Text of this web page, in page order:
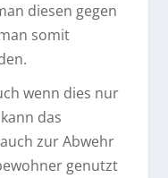
diesen gegen
somit
wenn dies nur
das
zur Abwehr
genutzt